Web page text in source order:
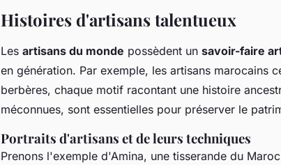
Histoires d'artisans talentueux
Les artisans du monde possèdent un savoir-faire
en génération. Par exemple, les artisans marocains
berbères, chaque motif racontant une histoire
méconnues, sont essentielles pour préserver le
Portraits d'artisans et de leurs techniques
Prenons l'exemple d'Amina, une tisserande du